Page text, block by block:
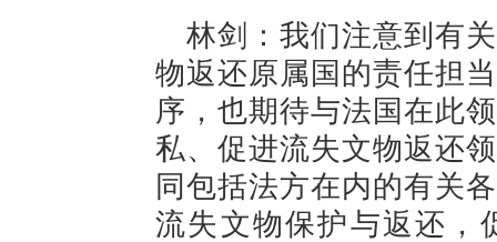
林剑：我们注意到有
物返还原属国的责任担
序，也期待与法国在此
私、促进流失文物返还
同包括法方在内的有关
流失文物保护与返还，